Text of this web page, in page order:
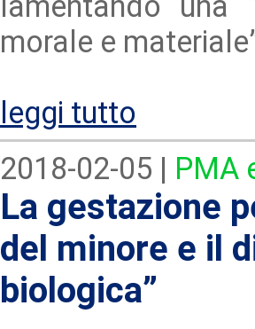
morale e
leggi tutto
2018-02-05 | PMA
La gestazione
del minore e il
biologica”